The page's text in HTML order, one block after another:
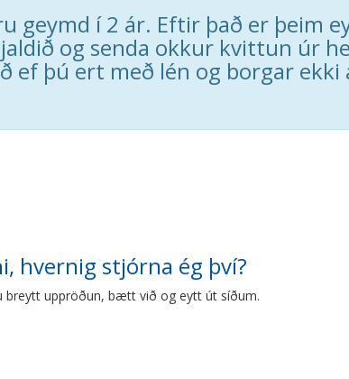
geymd í 2 ár. Eftir það er þeim
og senda okkur kvittun úr
þú ert með lén og borgar ekki
hvernig stjórna ég því?
breytt uppröðun, bætt við og eytt út síðum.